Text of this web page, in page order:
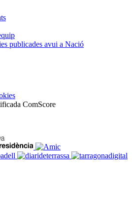
publicades avui a Nació
ComScore